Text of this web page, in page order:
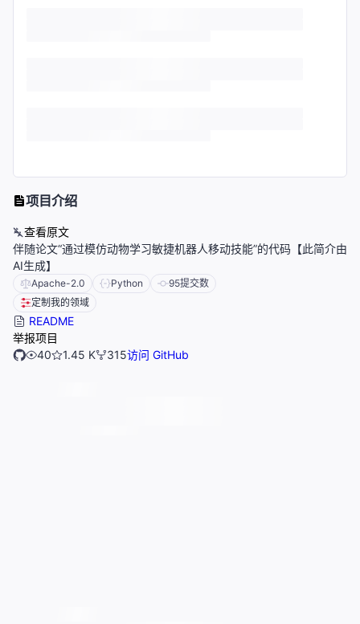
项目介绍
查看原文
伴随论文“通过模仿动物学习敏捷机器人移动技能”的代码【此简介由
AI生成】
Apache-2.0 Python 95提交数
定制我的领域
README
举报项目
40
1.45 K 315访问 GitHub